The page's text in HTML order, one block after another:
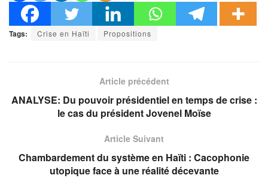
Tags: Crise en Haïti Propositions
Article précédent
ANALYSE: Du pouvoir présidentiel en temps de crise :
le cas du président Jovenel Moïse
Article Suivant
Chambardement du système en Haïti : Cacophonie
utopique face à une réalité décevante